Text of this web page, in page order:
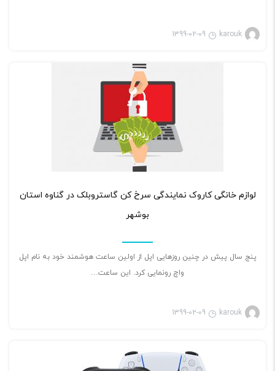
karouk
1399-02-09
لوازم خانگی کاروک نمایندگی سرخ کن گاستروبلک در گناوه استان
بوشهر
پنج سال پیش در چنین روزهایی اپل از اولین ساعت هوشمند خود به نام اپل
واچ رونمایی کرد. این ساعت…
karouk
1399-02-09